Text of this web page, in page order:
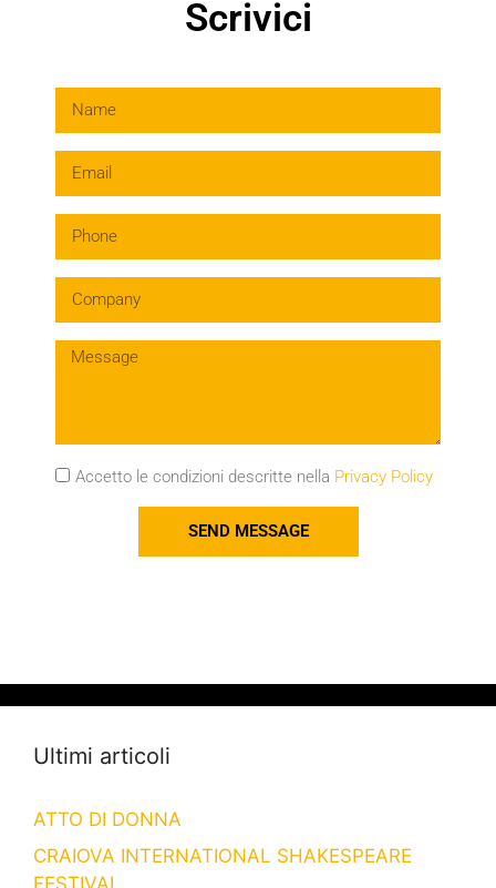
Scrivici
Accetto le condizioni descritte nella Privacy Policy
SEND MESSAGE
Ultimi articoli
ATTO DI DONNA
CRAIOVA INTERNATIONAL SHAKESPEARE